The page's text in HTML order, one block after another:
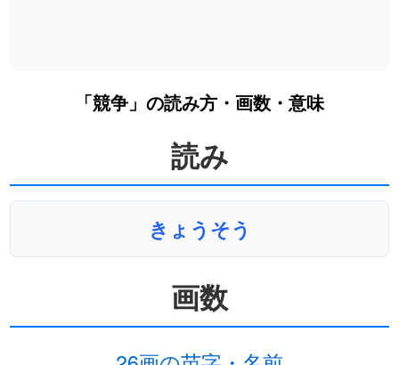
「競争」の読み方・画数・意味
読み
きょうそう
画数